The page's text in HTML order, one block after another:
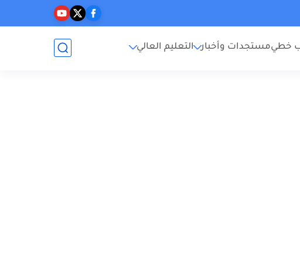
خطيمستجدات وأخبار التعليم العالي